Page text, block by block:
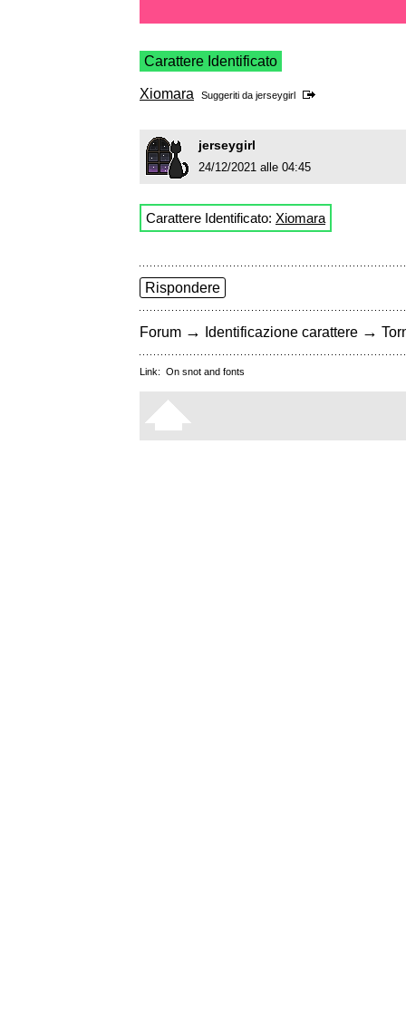
Carattere Identificato
Xiomara Suggeriti da jerseygirl
jerseygirl
24/12/2021 alle 04:45
Carattere Identificato: Xiomara
Rispondere
Forum → Identificazione carattere →
Link: On snot and fonts